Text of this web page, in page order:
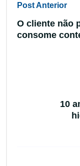
Post Anterior
O cliente não
consome
10